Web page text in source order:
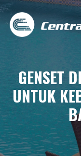
Skip
content
GENSET
UNTUK